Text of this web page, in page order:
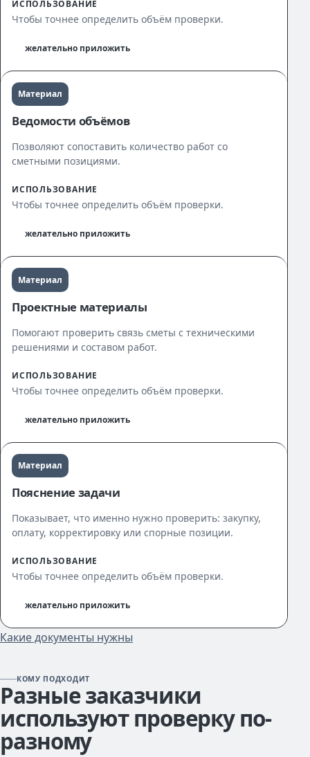
ИСПОЛЬЗОВАНИЕ
Чтобы точнее определить объём проверки.
желательно приложить
Материал
Ведомости объёмов
Позволяют сопоставить количество работ со
сметными позициями.
ИСПОЛЬЗОВАНИЕ
Чтобы точнее определить объём проверки.
желательно приложить
Материал
Проектные материалы
Помогают проверить связь сметы с техническими
решениями и составом работ.
ИСПОЛЬЗОВАНИЕ
Чтобы точнее определить объём проверки.
желательно приложить
Материал
Пояснение задачи
Показывает, что именно нужно проверить: закупку,
оплату, корректировку или спорные позиции.
ИСПОЛЬЗОВАНИЕ
Чтобы точнее определить объём проверки.
желательно приложить
Какие документы нужны
КОМУ ПОДХОДИТ
Разные заказчики
используют проверку по-
разному